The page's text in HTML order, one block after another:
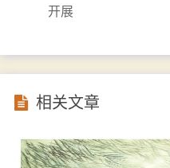
开展
相关文章